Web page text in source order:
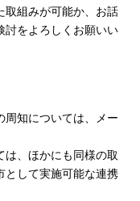
取組みが可能か、お話
討をよろしくお願いい
知については、メー
、ほかにも同様の取
として実施可能な連携